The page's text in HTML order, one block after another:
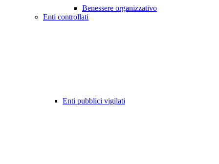
Benessere organizzativo
Enti controllati
Enti pubblici vigilati